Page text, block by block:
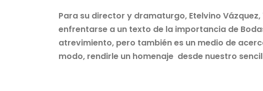
Para su director y dramaturgo, Etelvino
enfrentarse a un texto de la importancia de
atrevimiento, pero también es un medio de
modo, rendirle un homenaje desde nuestro